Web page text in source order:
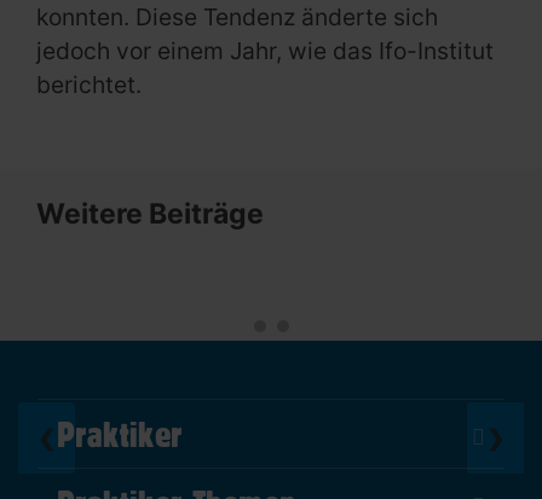
konnten. Diese Tendenz änderte sich
jedoch vor einem Jahr, wie das Ifo-Institut
berichtet.
Weitere Beiträge
❮ ❯
Praktiker
Über Uns